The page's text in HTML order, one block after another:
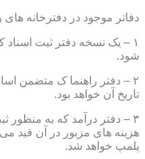
دفاتر موجود در دفترخانه
۱ – یک نسخه دفتر ثبت
شود.
۲ – دفتر راهنما ک متضمن
تاریخ آن خواهد بود.
۳ – دفتر درآمد که به
هزینه های مزبور در آن قید
پلمپ خواهد شد.